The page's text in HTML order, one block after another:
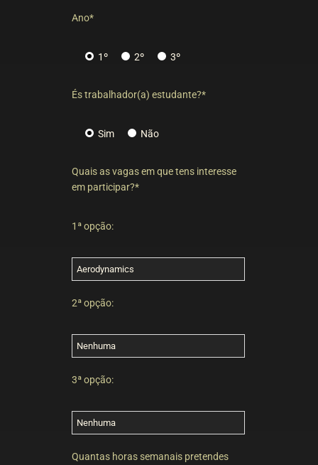
Ano*
1º 2º 3º
És trabalhador(a) estudante?*
Sim Não
Quais as vagas em que tens interesse
em participar?*
1ª opção:
2ª opção:
3ª opção:
Quantas horas semanais pretendes